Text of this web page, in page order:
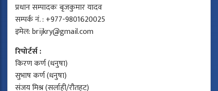
प्रधान सम्पादकः बृजकुमार यादव
सम्पर्क नं. : +977-9801620025
इमेल:brijkry@gmail.com
रिपोर्टर्स :
किरण कर्ण (धनुषा)
सुभाष कर्ण (धनुषा)
संजय मिश्र (सर्लाही/रौतहट)